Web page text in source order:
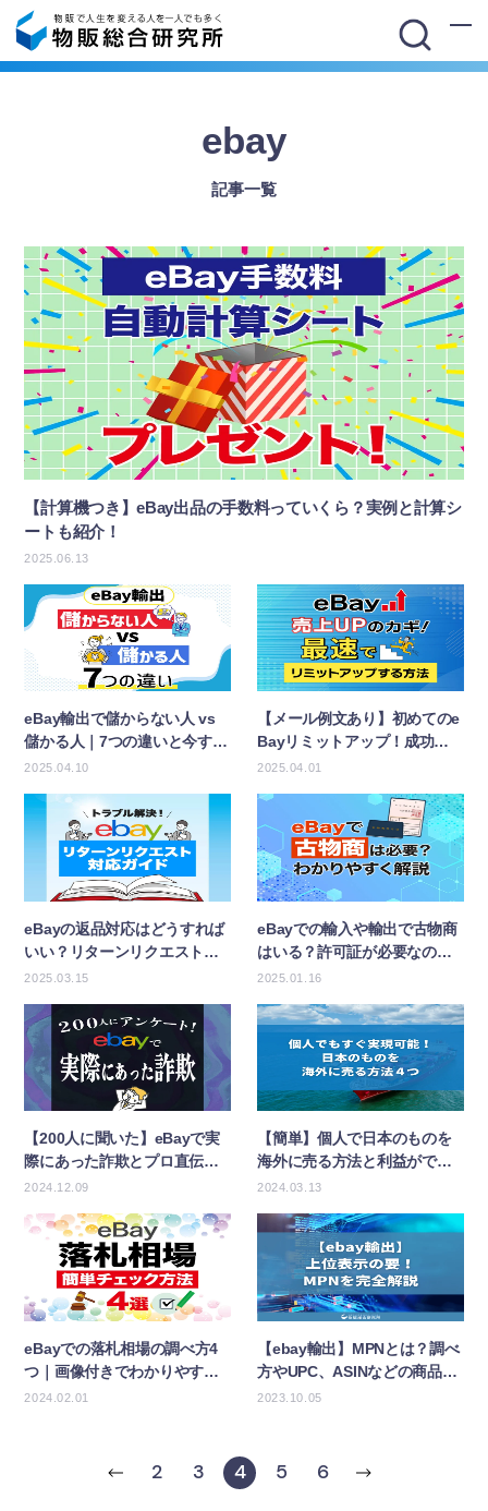
ebay
記事一覧
【計算機つき】eBay出品の手数料っていくら？実例と計算シ
ートも紹介！
2025.06.13
eBay輸出で儲からない人 vs
儲かる人｜7つの違いと今すぐ
できる改善策！
2025.04.10
【メール例文あり】初めてのe
Bayリミットアップ！成功の
コツ＆裏ワザも
2025.04.01
eBayの返品対応はどうすれば
いい？リターンリクエストの
手続きガイド
2025.03.15
eBayでの輸入や輸出で古物商
はいる？許可証が必要なのは
どんなとき？
2025.01.16
【200人に聞いた】eBayで実
際にあった詐欺とプロ直伝の
対策15選
2024.12.09
【簡単】個人で日本のものを
海外に売る方法と利益がでる
商品ジャンル
2024.03.13
eBayでの落札相場の調べ方4
つ｜画像付きでわかりやすく
解説
2024.02.01
【ebay輸出】MPNとは？調べ
方やUPC、ASINなどの商品コ
ードとの違いを解説
2023.10.05
2 3 4 5 6